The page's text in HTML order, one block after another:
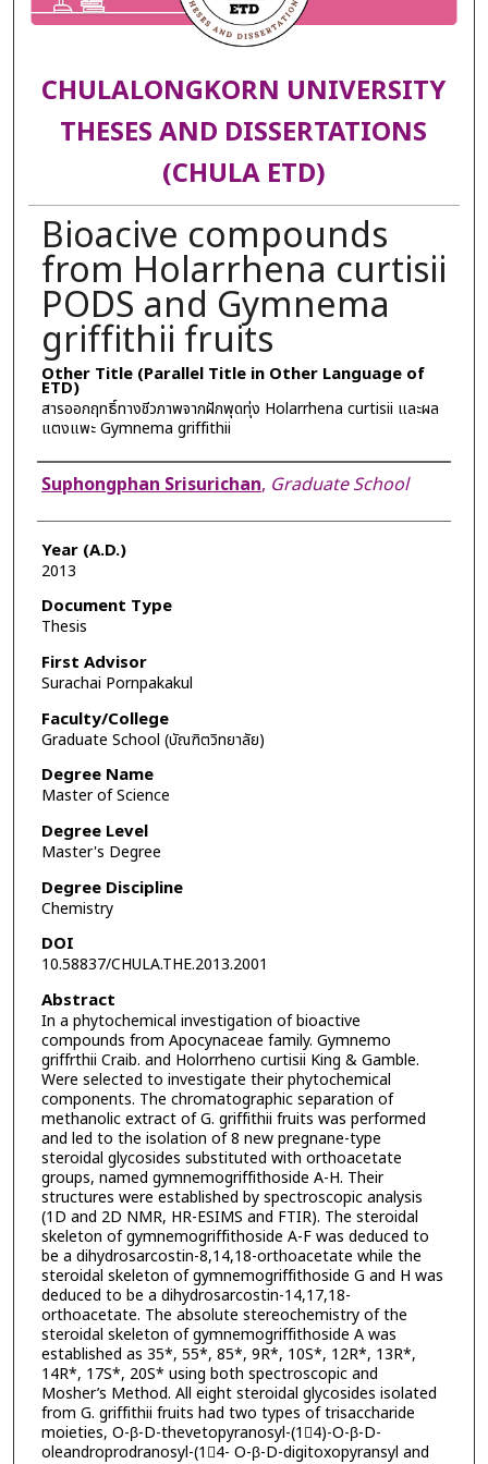
CHULALONGKORN UNIVERSITY
THESES AND DISSERTATIONS
(CHULA ETD)
Bioacive compounds
from Holarrhena curtisii
PODS and Gymnema
griffithii fruits
Other Title (Parallel Title in Other Language of
ETD)
สารออกฤทธิ์ทางชีวภาพจากฝักพุดทุ่ง Holarrhena curtisii และผล
แตงแพะ Gymnema griffithii
Author
Suphongphan Srisurichan, Graduate School
Year (A.D.)
2013
Document Type
Thesis
First Advisor
Surachai Pornpakakul
Faculty/College
Graduate School (บัณฑิตวิทยาลัย)
Degree Name
Master of Science
Degree Level
Master's Degree
Degree Discipline
Chemistry
DOI
10.58837/CHULA.THE.2013.2001
Abstract
In a phytochemical investigation of bioactive
compounds from Apocynaceae family. Gymnemo
griffrthii Craib. and Holorrheno curtisii King & Gamble.
Were selected to investigate their phytochemical
components. The chromatographic separation of
methanolic extract of G. griffithii fruits was performed
and led to the isolation of 8 new pregnane-type
steroidal glycosides substituted with orthoacetate
groups, named gymnemogriffithoside A-H. Their
structures were established by spectroscopic analysis
(1D and 2D NMR, HR-ESIMS and FTIR). The steroidal
skeleton of gymnemogriffithoside A-F was deduced to
be a dihydrosarcostin-8,14,18-orthoacetate while the
steroidal skeleton of gymnemogriffithoside G and H was
deduced to be a dihydrosarcostin-14,17,18-
orthoacetate. The absolute stereochemistry of the
steroidal skeleton of gymnemogriffithoside A was
established as 35*, 55*, 85*, 9R*, 10S*, 12R*, 13R*,
14R*, 17S*, 20S* using both spectroscopic and
Mosher’s Method. All eight steroidal glycosides isolated
from G. griffithii fruits had two types of trisaccharide
moieties, O-β-D-thevetopyranosyl-(14)-O-β-D-
oleandroprodranosyl-(14- O-β-D-digitoxopyransyl and